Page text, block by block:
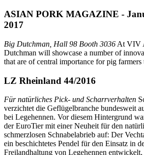
ASIAN PORK MAGAZINE -
2017
Big Dutchman, Hall 98 Booth 3036 At VIV
Dutchman will showcase a number of
that are of central importance for pig
LZ Rheinland 44/2016
Für natürliches Pick- und Scharrverhalten
verzichtet die Geflügelbranche bundesweit
bei Legehennen. Vor diesem Hintergrund
der EuroTier mit einer Neuheit für den
schmerzlosen Schnabelabrieb auf: Der
ein beschichtetes Pendel für den Einsatz in
Freilandhaltung von Legehennen